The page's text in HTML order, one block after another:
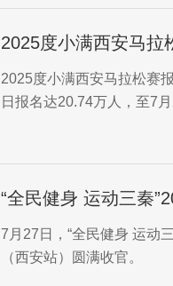
2025度小满西安马拉
2025度小满西安马拉松赛
日报名达20.74万人，至7
“全民健身 运动三秦
开赛（西安站）圆满
​7月27日，“全民健身 运动
（西安站）圆满收官。